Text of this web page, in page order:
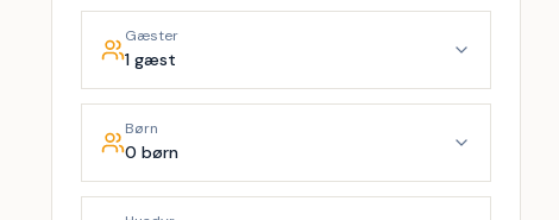
Gæster
1 gæst
Børn
0 børn